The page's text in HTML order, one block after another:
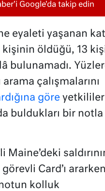
Google'da takip edin
eyaleti yaşanan
kişinin öldüğü, 13
bulunamadı.
çalışmalarını
göre
buldukları bir notla
Card’ı ararken
kolluk